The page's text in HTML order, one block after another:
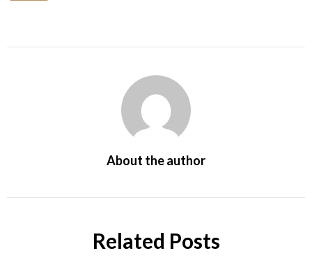
About the author
Related Posts